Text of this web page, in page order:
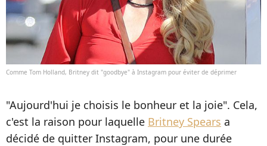
Comme Tom Holland, Britney dit "goodbye" à Instagram pour éviter de déprimer
"Aujourd'hui je choisis le bonheur et la joie". Cela,
c'est la raison pour laquelle Britney Spears a
décidé de quitter Instagram, pour une durée